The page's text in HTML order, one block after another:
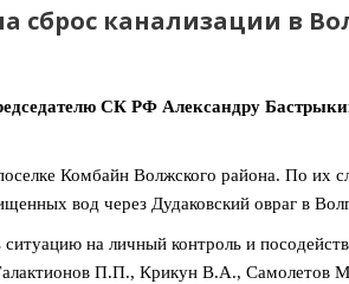
сброс канализации в
СК РФ Александру
Комбайн Волжского района. По их
вод через Дудаковский овраг в
на личный контроль и
П.П., Крикун В.А., Самолетов